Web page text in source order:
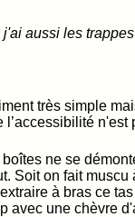
aussi les
très simple
ne se
Soit on fait
à bras ce
avec une chèvre